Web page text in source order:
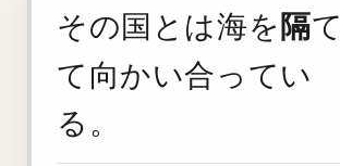
その国とは海を隔て
て向かい合ってい
る。